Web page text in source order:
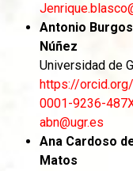
Antonio Burgos
Núñez
Universidad de
https://
0001-9236-
abn@ugr.es
Ana Cardoso
Matos